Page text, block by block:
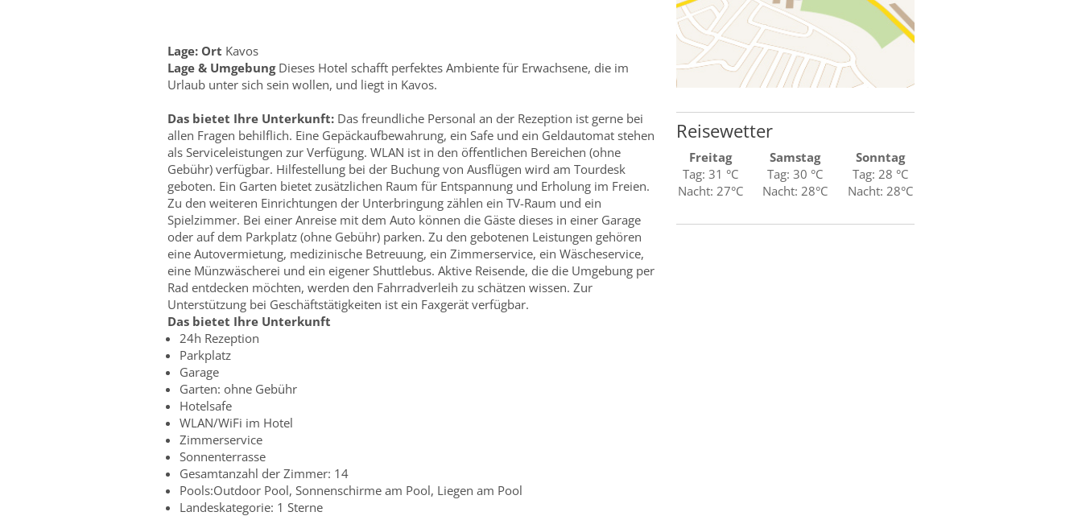
Lage: Ort Kavos
Lage & UmgebungDieses Hotel schafft perfektes Ambiente für Erwachsene, die im
Urlaub unter sich sein wollen, und liegt in Kavos.
Das bietet Ihre Unterkunft: Das freundliche Personal an der Rezeption ist gerne bei
allen Fragen behilflich. Eine Gepäckaufbewahrung, ein Safe und ein Geldautomat stehen
als Serviceleistungen zur Verfügung. WLAN ist in den öffentlichen Bereichen (ohne
Gebühr) verfügbar. Hilfestellung bei der Buchung von Ausflügen wird am Tourdesk
geboten. Ein Garten bietet zusätzlichen Raum für Entspannung und Erholung im Freien.
Zu den weiteren Einrichtungen der Unterbringung zählen ein TV-Raum und ein
Spielzimmer. Bei einer Anreise mit dem Auto können die Gäste dieses in einer Garage
oder auf dem Parkplatz (ohne Gebühr) parken. Zu den gebotenen Leistungen gehören
eine Autovermietung, medizinische Betreuung, ein Zimmerservice, ein Wäscheservice,
eine Münzwäscherei und ein eigener Shuttlebus. Aktive Reisende, die die Umgebung per
Rad entdecken möchten, werden den Fahrradverleih zu schätzen wissen. Zur
Unterstützung bei Geschäftstätigkeiten ist ein Faxgerät verfügbar.
Das bietet Ihre Unterkunft
24h Rezeption
Parkplatz
Garage
Garten: ohne Gebühr
Hotelsafe
WLAN/WiFi im Hotel
Zimmerservice
Sonnenterrasse
Gesamtanzahl der Zimmer: 14
Pools:Outdoor Pool, Sonnenschirme am Pool, Liegen am Pool
Landeskategorie: 1 Sterne
Reisewetter
Freitag
Tag: 31 °C
Nacht: 27°C
Samstag
Tag: 30 °C
Nacht: 28°C
Sonntag
Tag: 28 °C
Nacht: 28°C